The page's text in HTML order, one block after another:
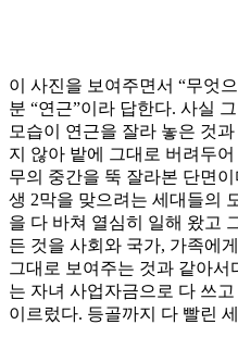
이 사진을 보여주면서 “무엇
분 “연근”이라 답한다. 사실
모습이 연근을 잘라 놓은 것
지 않아 밭에 그대로 버려두
무의 중간을 뚝 잘라본 단면
생 2막을 맞으려는 세대들의
을 다 바쳐 열심히 일해 왔고
든 것을 사회와 국가, 가족에
그대로 보여주는 것과 같아
는 자녀 사업자금으로 다 쓰
이르렀다. 등골까지 다 빨린